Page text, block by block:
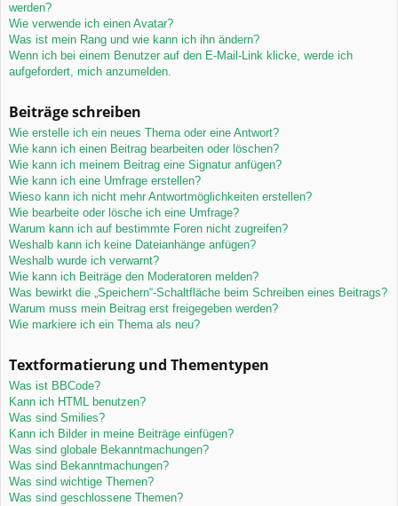
werden?
Wie verwende ich einen Avatar?
Was ist mein Rang und wie kann ich ihn ändern?
Wenn ich bei einem Benutzer auf den E-Mail-Link klicke, werde ich
aufgefordert, mich anzumelden.
Beiträge schreiben
Wie erstelle ich ein neues Thema oder eine Antwort?
Wie kann ich einen Beitrag bearbeiten oder löschen?
Wie kann ich meinem Beitrag eine Signatur anfügen?
Wie kann ich eine Umfrage erstellen?
Wieso kann ich nicht mehr Antwortmöglichkeiten erstellen?
Wie bearbeite oder lösche ich eine Umfrage?
Warum kann ich auf bestimmte Foren nicht zugreifen?
Weshalb kann ich keine Dateianhänge anfügen?
Weshalb wurde ich verwarnt?
Wie kann ich Beiträge den Moderatoren melden?
Was bewirkt die „Speichern“-Schaltfläche beim Schreiben eines Beitrags?
Warum muss mein Beitrag erst freigegeben werden?
Wie markiere ich ein Thema als neu?
Textformatierung und Thementypen
Was ist BBCode?
Kann ich HTML benutzen?
Was sind Smilies?
Kann ich Bilder in meine Beiträge einfügen?
Was sind globale Bekanntmachungen?
Was sind Bekanntmachungen?
Was sind wichtige Themen?
Was sind geschlossene Themen?